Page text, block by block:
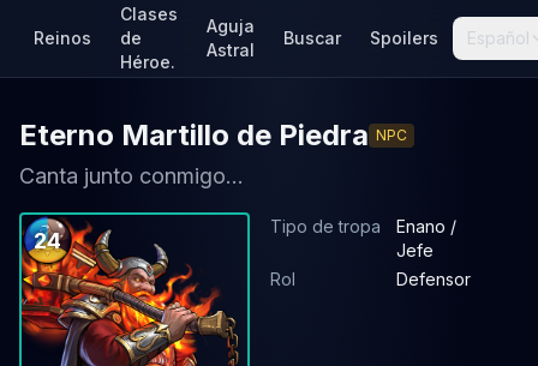
Reinos
Clases
de
Héroe.
Aguja
Astral
Buscar Spoilers Español
Eterno Martillo de Piedra NPC
Canta junto conmigo...
24
Tipo de tropa
Enano /
Jefe
Rol
Defensor